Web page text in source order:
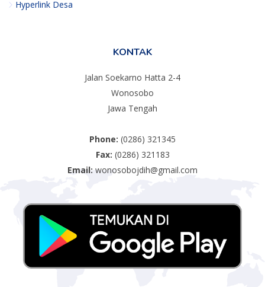
Hyperlink Desa
KONTAK
Jalan Soekarno Hatta 2-4
Wonosobo
Jawa Tengah
Phone: (0286) 321345
Fax: (0286) 321183
Email: wonosobojdih@gmail.com